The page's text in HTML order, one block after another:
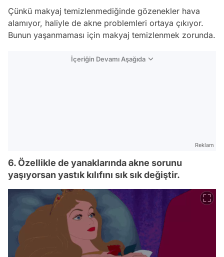
Çünkü makyaj temizlenmediğinde gözenekler hava
alamıyor, haliyle de akne problemleri ortaya çıkıyor.
Bunun yaşanmaması için makyaj temizlenmek zorunda.
İçeriğin Devamı Aşağıda
Reklam
6. Özellikle de yanaklarında akne sorunu
yaşıyorsan yastık kılıfını sık sık değiştir.